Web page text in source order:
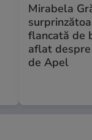
Mirabela
flancată de
aflat
de Apel